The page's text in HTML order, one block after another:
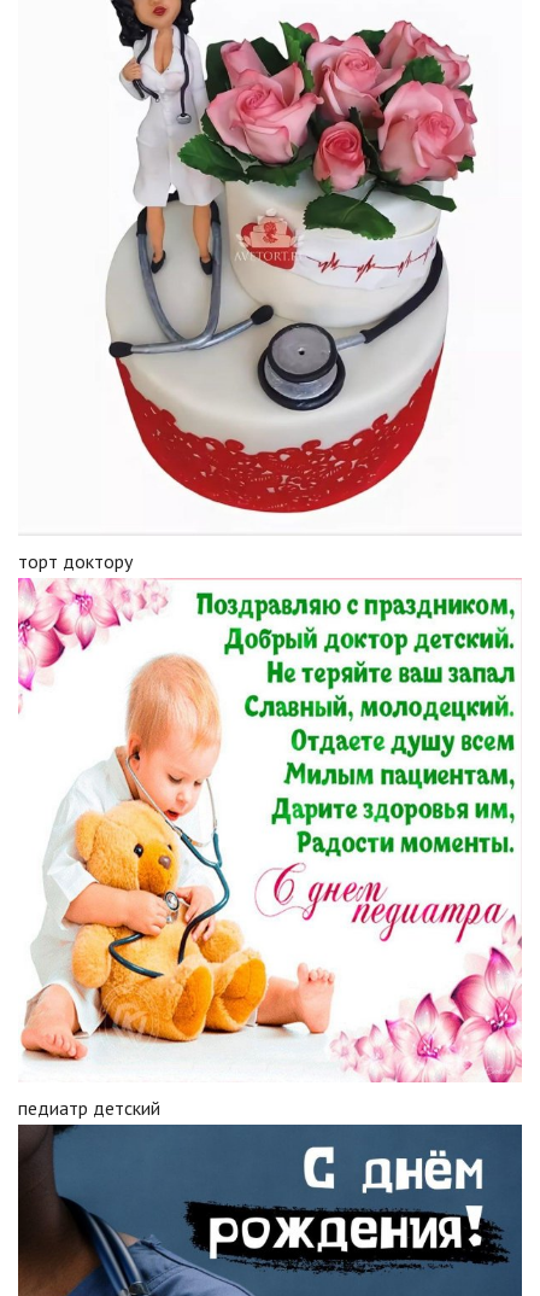
торт доктору
педиатр детский